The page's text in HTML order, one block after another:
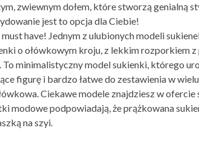
zwiewnym dołem, które stworzą genialną
jest to opcja dla Ciebie!
must have! Jednym z ulubionych modeli
o ołówkowym kroju, z lekkim rozporkiem
To minimalistyczny model sukienki, którego
figurę i bardzo łatwe do zestawienia w
Ciekawe modele znajdziesz w
modowe podpowiadają, że prążkowana
na szyi.